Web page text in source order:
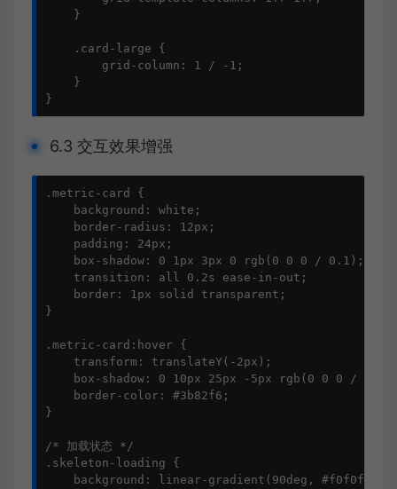
    }
    .card-large {
        grid-column: 1 / -1;
    }
}
6.3 交互效果增强
.metric-card {
    background: white;
    border-radius: 12px;
    padding: 24px;
    box-shadow: 0 1px 3px 0 rgb(0 0 0 / 0.1);
    transition: all 0.2s ease-in-out;
    border: 1px solid transparent;
}
.metric-card:hover {
    transform: translateY(-2px);
box-shadow: 0 10px 25px -5px rgb(0 0 0 /
    border-color: #3b82f6;
}
/* 加载状态 */
.skeleton-loading {
background: linear-gradient(90deg, #f0f0f0